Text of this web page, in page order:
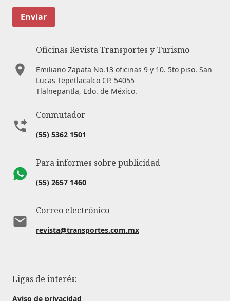
Enviar
Oficinas Revista Transportes y Turismo
Emiliano Zapata No.13 oficinas 9 y 10. 5to piso. San
Lucas Tepetlacalco CP. 54055
Tlalnepantla, Edo. de México.
Conmutador
(55) 5362 1501
Para informes sobre publicidad
(55) 2657 1460
Correo electrónico
revista@transportes.com.mx
Ligas de interés:
Aviso de privacidad